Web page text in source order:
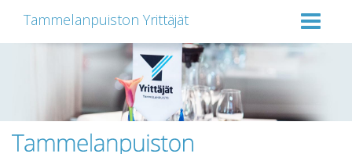
Tammelanpuiston Yrittäjät